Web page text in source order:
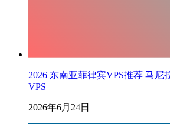
2026 东南亚菲律宾VPS推荐 马尼
VPS
2026年6月24日